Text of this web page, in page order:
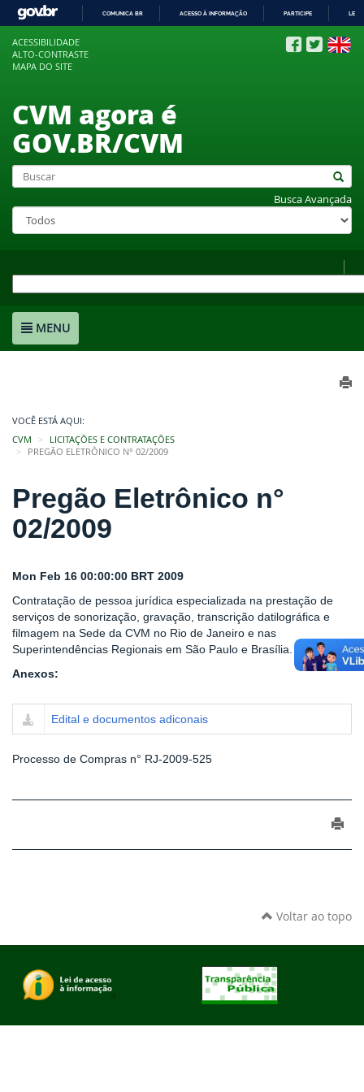
COMUNICA BR ACESSO À INFORMAÇÃO PARTICIPE
ACESSIBILIDADE
ALTO-CONTRASTE
MAPA DO SITE
CVM agora é
GOV.BR/CVM
Busca Avançada
MENU
VOCÊ ESTÁ AQUI:
CVM
LICITAÇÕES E CONTRATAÇÕES
PREGÃO ELETRÔNICO N° 02/2009
Pregão Eletrônico n°
02/2009
Mon Feb 16 00:00:00 BRT 2009
Contratação de pessoa jurídica especializada na prestação de
serviços de sonorização, gravação, transcrição datilográfica e
filmagem na Sede da CVM no Rio de Janeiro e nas
Superintendências Regionais em São Paulo e Brasília.
Anexos:
Edital e documentos adiconais
Processo de Compras n° RJ-2009-525
Voltar ao topo